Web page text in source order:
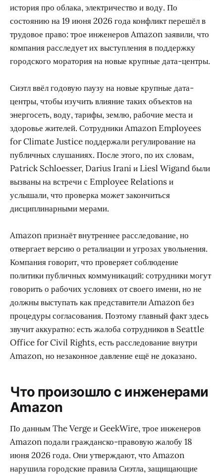
история про облака, электричество и воду. По
состоянию на 19 июня 2026 года конфликт перешёл в
трудовое право: трое инженеров Amazon заявили, что
компания расследует их выступления в поддержку
городского моратория на новые крупные дата-центры.
Сиэтл ввёл годовую паузу на новые крупные дата-
центры, чтобы изучить влияние таких объектов на
энергосеть, воду, тарифы, землю, рабочие места и
здоровье жителей. Сотрудники Amazon Employees
for Climate Justice поддержали регулирование на
публичных слушаниях. После этого, по их словам,
Patrick Schloesser, Darius Irani и Liesl Wigand были
вызваны на встречи с Employee Relations и
услышали, что проверка может закончиться
дисциплинарными мерами.
Amazon признаёт внутреннее расследование, но
отвергает версию о реталиации и угрозах увольнения.
Компания говорит, что проверяет соблюдение
политики публичных коммуникаций: сотрудники могут
говорить о рабочих условиях от своего имени, но не
должны выступать как представители Amazon без
процедуры согласования. Поэтому главный факт здесь
звучит аккуратно: есть жалоба сотрудников в Seattle
Office for Civil Rights, есть расследование внутри
Amazon, но незаконное давление ещё не доказано.
Что произошло с инженерами
Amazon
По данным The Verge и GeekWire, трое инженеров
Amazon подали гражданско-правовую жалобу 18
июня 2026 года. Они утверждают, что Amazon
нарушила городские правила Сиэтла, защищающие